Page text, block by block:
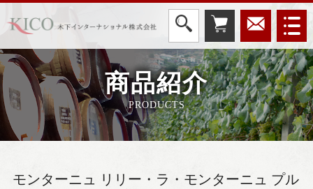
商品紹介
PRODUCTS
モンターニュ リリー・ラ・モンターニュ プル